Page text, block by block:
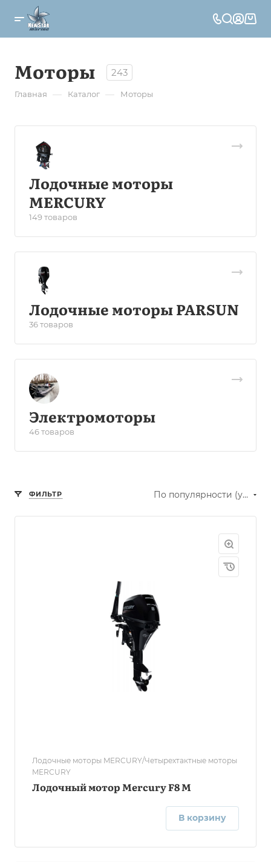
Моторы 243
Главная — Каталог — Моторы
Лодочные моторы
MERCURY
149 товаров
Лодочные моторы PARSUN
36 товаров
Электромоторы
46 товаров
ФИЛЬТР По популярности (убывание)
Лодочные моторы MERCURY/Четырехтактные моторы
MERCURY
Лодочный мотор Mercury F8 M
В корзину